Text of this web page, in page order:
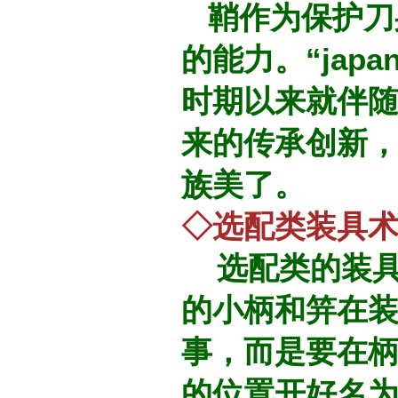
鞘作为保护
的能力。
时期以来就伴
来的传承创新
族美了。
◇选配类装具
选配类的装
的小柄和笄在
事，而是要在